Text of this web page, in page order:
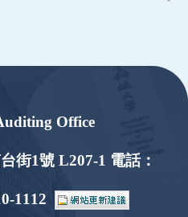
Office
街1號 L207-1 電話：
1112